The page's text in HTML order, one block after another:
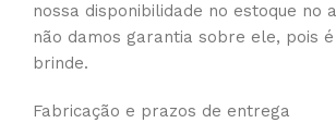
nossa disponibilidade no estoque no
não damos garantia sobre ele, pois
brinde.
Fabricação e prazos de entrega